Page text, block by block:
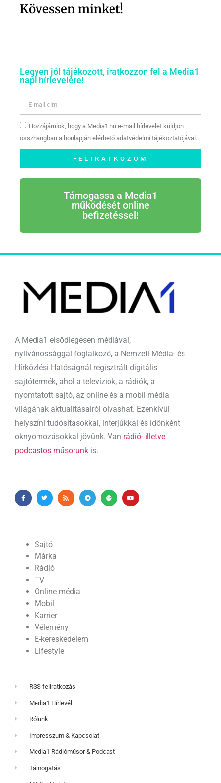
Kövessen minket!
Legyen jól tájékozott, iratkozzon fel a Media1
napi hírlevelére!
Hozzájárulok, hogy a Media1.hu e-mail hírlevelet küldjön
összhangban a honlapján elérhető adatvédelmi tájékoztatójával.
FELIRATKOZOM
Támogassa a Media1
működését online
befizetéssel!
A Media1 elsődlegesen médiával,
nyilvánossággal foglalkozó, a Nemzeti Média- és
Hírközlési Hatóságnál regisztrált digitális
sajtótermék, ahol a televíziók, a rádiók, a
nyomtatott sajtó, az online és a mobil média
világának aktualitásairól olvashat. Ezenkívül
helyszíni tudósításokkal, interjúkkal és időnként
oknyomozásokkal jövünk. Van rádió- illetve
podcastos műsorunk is.
Sajtó
Márka
Rádió
TV
Online média
Mobil
Karrier
Vélemény
E-kereskedelem
Lifestyle
RSS feliratkozás
Media1 Hírlevél
Rólunk
Impresszum & Kapcsolat
Media1 Rádióműsor & Podcast
Támogatás